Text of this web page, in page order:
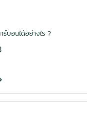
บอนได้อย่างไร ?